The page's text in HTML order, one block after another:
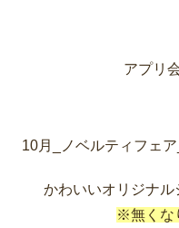
アプリ
かわいいオリジナル
※無くな